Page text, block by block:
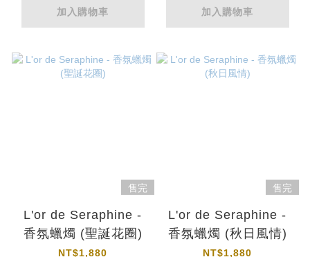
加入購物車 加入購物車
售完
L'or de Seraphine -
香氛蠟燭 (聖誕花圈)
NT$1,880
售完
L'or de Seraphine -
香氛蠟燭 (秋日風情)
NT$1,880